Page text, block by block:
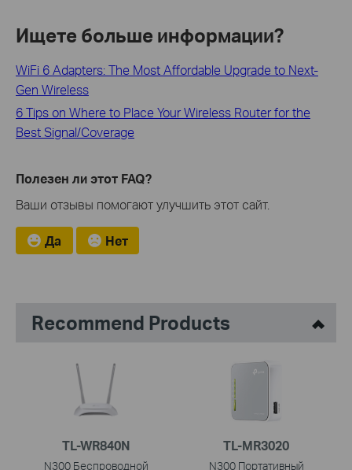
Ищете больше информации?
WiFi 6 Adapters: The Most Affordable Upgrade to Next-
Gen Wireless
6 Tips on Where to Place Your Wireless Router for the
Best Signal/Coverage
Полезен ли этот FAQ?
Ваши отзывы помогают улучшить этот сайт.
Да Нет
Recommend Products
TL-WR840N
N300 Беспроводной
TL-MR3020
N300 Портативный